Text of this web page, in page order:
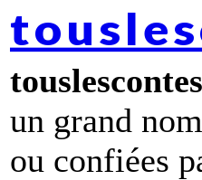
un grand
ou confiées